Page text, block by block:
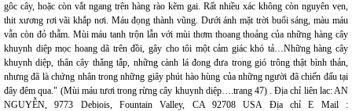
gôc cây, hoặc còn vắt ngang trên hàng rào kẽm gai. Rất nhiều xác không còn nguyên vẹn,
thit xương rơi vãi khắp nơi. Máu đọng thành vũng. Dưới ánh mặt trời buổi sáng, màu máu
vẫn còn đỏ thẫm. Mùi máu tanh trộn lẫn với mùi thơm thoang thoảng của những hàng cây
khuynh diệp mọc hoang dã trên đồi, gây cho tôi một cảm giác khó tả…Những hàng cây
khuynh diệp, thân cây thẳng tắp, những cành lá đong đưa trong gió trông thật bình thản,
nhưng đã là chứng nhân trong những giây phút hào hùng của những người đã chiến đấu tại
đây đêm qua." (Mùi máu tươi trong rừng cây khuynh diệp….trang 47) . Địa chỉ liên lac: AN
NGUYỄN, 9773 Debiois, Fountain Valley, CA 92708 USA Địa chỉ E Mail :